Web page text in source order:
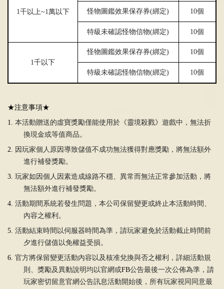
1 千以上~1 萬以下 怪物圖鑑效果保存券(綁定) 10個
特級未確認怪物信物(綁定) 10個
1千以下
怪物圖鑑效果保存券(綁定) 10個
特級未確認怪物信物(綁定) 10個
★注意事項★
1.
本活動贈送的虛寶獎勵僅能使用於《靈境殺戮》遊戲中，無法折
換現金或等值商品。
2.
因玩家個人原因導致儲值不成功無法獲得對應獎勵，將無法額外
進行補發獎勵。
3. 玩家如因個人因素造成線路不穩、異常而無法正常參加活動，將
無法額外進行補發獎勵。
4. 活動期間系統若發生問題，本公司保留變更或終止本活動時間、
內容之權利。
5. 活動結束時間以伺服器時間為準，請玩家避免於活動截止時間前
夕進行儲值以免權益受損。
6. 官方將保留變更活動內容以及核准兌換與否之權利，詳細活動規
則、獎勵及異動說明均以官網或FB公告最後一次公佈為準，請
玩家密切留意官網公告訊息活動開始後，所有玩家視同同意最